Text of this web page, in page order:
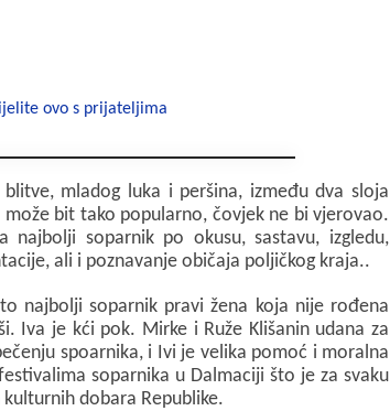
ovo s prijateljima
mladog luka i peršina, između dva sloja
bit tako popularno, čovjek ne bi vjerovao.
soparnik po okusu, sastavu, izgledu,
ali i poznavanje običaja poljičkog kraja..
najbolji soparnik pravi žena koja nije rođena
Iva je kći pok. Mirke i Ruže Klišanin udana za
spoarnika, i Ivi je velika pomoć i moralna
soparnika u Dalmaciji što je za svaku
dobara Republike.